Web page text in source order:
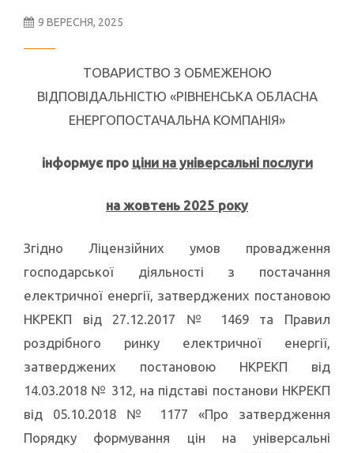
9 ВЕРЕСНЯ, 2025
ТОВАРИСТВО З ОБМЕЖЕНОЮ
ВІДПОВІДАЛЬНІСТЮ «РІВНЕНСЬКА ОБЛАСНА
ЕНЕРГОПОСТАЧАЛЬНА КОМПАНІЯ»
інформує про ціни на універсальні послуги
на жовтень 2025 року
Згідно Ліцензійних умов провадження
господарської діяльності з постачання
електричної енергії, затверджених постановою
НКРЕКП від 27.12.2017 № 1469 та Правил
роздрібного ринку електричної енергії,
затверджених постановою НКРЕКП від
14.03.2018 № 312, на підставі постанови НКРЕКП
від 05.10.2018 № 1177 «Про затвердження
Порядку формування цін на універсальні